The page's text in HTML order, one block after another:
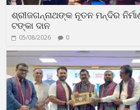
ଶ୍ରୀଜଗନ୍ନାଥଙ୍କ ନୂତନ ମନ୍ଦିର
ଟଙ୍କା ଦାନ
05/08/2026 0